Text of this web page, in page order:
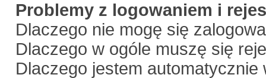
Problemy z logowaniem i
Dlaczego nie mogę się
Dlaczego w ogóle muszę się
Dlaczego jestem automatycznie